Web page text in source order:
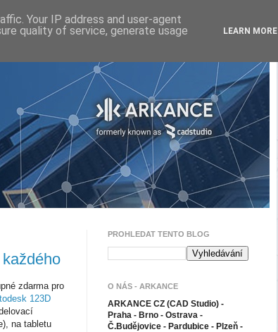
zdarma pro
123D
na tabletu
PROHLEDAT TENTO BLOG
O NÁS - ARKANCE
ARKANCE CZ (CAD Studio) -
Praha - Brno - Ostrava -
Č.Budějovice - Pardubice - Plzeň -
Your IP address and user-agent
quality of service, generate usage
LEARN MORE